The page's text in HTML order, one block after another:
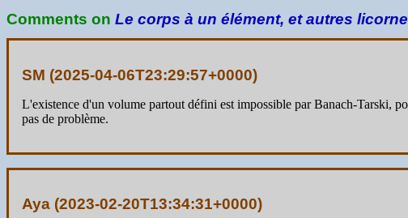
Comments on Le corps à un élément, et autres
SM (2025-04-06T23:29:57+0000)
L'existence d'un volume partout défini est impossible par Banach-Tarski,
pas de problème.
Aya (2023-02-20T13:34:31+0000)